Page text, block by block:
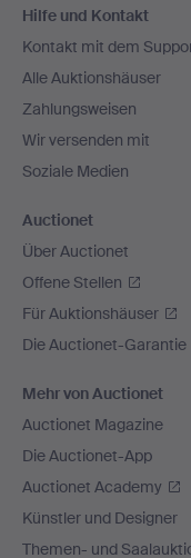
Navigation
Hilfe und Kontakt
Kontakt mit dem
Alle Auktionshäuser
Zahlungsweisen
Wir versenden mit
Soziale Medien
Auctionet
Über Auctionet
Offene Stellen
Für Auktionshäuser
Die Auctionet-Garantie
Mehr von Auctionet
Auctionet Magazine
Die Auctionet-App
Auctionet Academy
Künstler und Designer
Themen- und